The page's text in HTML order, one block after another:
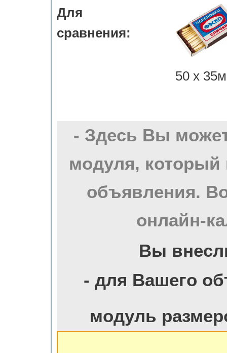
Для
сравнения:
50 х
- Здесь Вы
модуля, который
объявления.
онлайн-
Вы
- для Вашего
модуль